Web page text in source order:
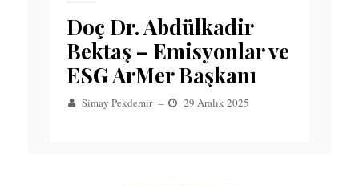
Doç Dr. Abdülkadir
Bektaş – Emisyonlar ve
ESG ArMer Başkanı
Simay Pekdemir – 29 Aralık 2025